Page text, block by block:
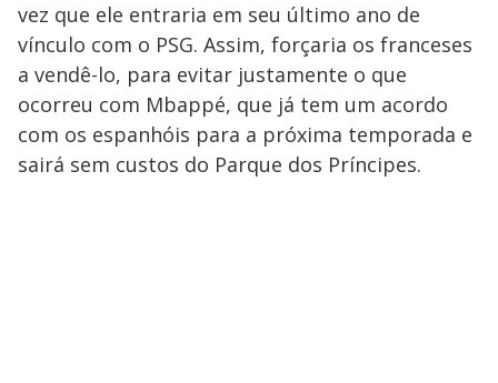
vez que ele entraria em seu último ano de
vínculo com o PSG. Assim, forçaria os franceses
a vendê-lo, para evitar justamente o que
ocorreu com Mbappé, que já tem um acordo
com os espanhóis para a próxima temporada e
sairá sem custos do Parque dos Príncipes.